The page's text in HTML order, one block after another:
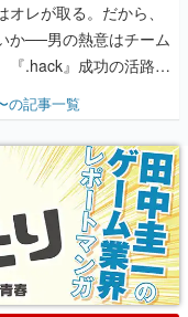
レが取る。だから、
か──男の熱意はチーム
『.hack』成功の活路を
・松山 洋に流れる血は
だった【若ゲのいた
の記事一覧